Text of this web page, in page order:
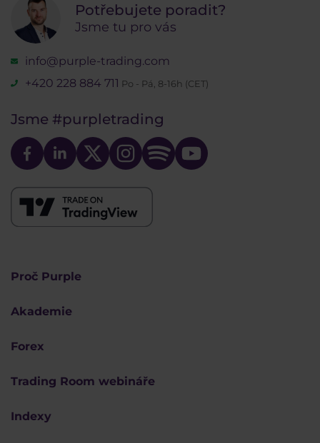
Potřebujete poradit?
Jsme tu pro vás
info@purple-trading.com
+420 228 884 711 Po - Pá, 8-16h (CET)
Jsme #purpletrading
Proč Purple
Akademie
Forex
Trading Room webináře
Indexy